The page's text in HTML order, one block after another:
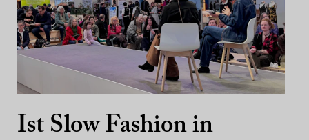
Ist Slow Fashion in